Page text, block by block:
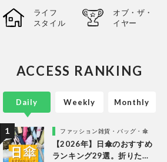
ライフ
スタイル
オブ・ザ・
イヤー
ACCESS RANKING
Daily
ファッション雑貨・バッグ・傘
【2026年】日傘のおすすめ
ランキング29選。折りたた
Weekly Monthly